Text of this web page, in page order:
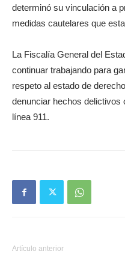
determinó su vinculación a
medidas cautelares que
La Fiscalía General del
continuar trabajando para
respeto al estado de
denunciar hechos delictivos
línea 911.
Artículo anterior